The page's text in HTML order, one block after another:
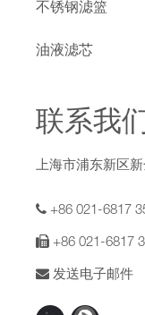
不锈钢滤篮
油液滤芯
联系我
上海市浦东新区
+86 021-6817
+86 021-6817
发送电子邮件